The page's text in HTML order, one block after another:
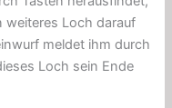
weiteres Loch darauf
meldet ihm durch
Loch sein Ende